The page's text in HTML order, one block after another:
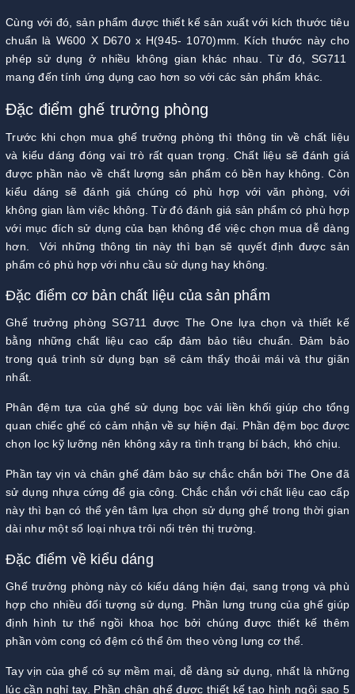
Cùng với đó, sản phẩm được thiết kế sản xuất với kích thước tiêu
chuẩn là W600 X D670 x H(945- 1070)mm. Kích thước này cho
phép sử dụng ở nhiều không gian khác nhau. Từ đó, SG711
mang đến tính ứng dụng cao hơn so với các sản phẩm khác.
Đặc điểm ghế trưởng phòng
Trước khi chọn mua ghế trưởng phòng thì thông tin về chất liệu
và kiểu dáng đóng vai trò rất quan trọng. Chất liệu sẽ đánh giá
được phần nào về chất lượng sản phẩm có bền hay không. Còn
kiểu dáng sẽ đánh giá chúng có phù hợp với văn phòng, với
không gian làm việc không. Từ đó đánh giá sản phẩm có phù hợp
với mục đích sử dụng của bạn không để việc chọn mua dễ dàng
hơn. Với những thông tin này thì bạn sẽ quyết định được sản
phẩm có phù hợp với nhu cầu sử dụng hay không.
Đặc điểm cơ bản chất liệu của sản phẩm
Ghế trưởng phòng SG711 được The One lựa chọn và thiết kế
bằng những chất liệu cao cấp đảm bảo tiêu chuẩn. Đảm bảo
trong quá trình sử dụng bạn sẽ cảm thấy thoải mái và thư giãn
nhất.
Phân đệm tựa của ghế sử dụng bọc vải liền khối giúp cho tổng
quan chiếc ghế có cảm nhận về sự hiện đại. Phần đệm bọc được
chọn lọc kỹ lưỡng nên không xảy ra tình trạng bí bách, khó chịu.
Phần tay vịn và chân ghế đảm bảo sự chắc chắn bởi The One đã
sử dụng nhựa cứng để gia công. Chắc chắn với chất liệu cao cấp
này thì bạn có thể yên tâm lựa chọn sử dụng ghế trong thời gian
dài như một số loại nhựa trôi nổi trên thị trường.
Đặc điểm về kiểu dáng
Ghế trưởng phòng này có kiểu dáng hiện đại, sang trọng và phù
hợp cho nhiều đối tượng sử dụng. Phần lưng trung của ghế giúp
định hình tư thế ngồi khoa học bởi chúng được thiết kế thêm
phần vòm cong có đệm có thể ôm theo vòng lưng cơ thể.
Tay vịn của ghế có sự mềm mại, dễ dàng sử dụng, nhất là những
lúc cần nghỉ tay. Phần chân ghế được thiết kế tạo hình ngôi sao 5